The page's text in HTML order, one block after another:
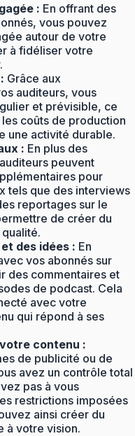
: En offrant des
vous pouvez
autour de votre
à fidéliser votre
Grâce aux
auditeurs, vous
et prévisible, ce
coûts de production
une activité durable.
: En plus des
peuvent
pour
tels que des interviews
reportages sur le
de créer du
des idées : En
vos abonnés sur
des commentaires et
de podcast. Cela
avec votre
qui répond à ses
contenu :
de publicité ou de
avez un contrôle total
pas à vous
restrictions imposées
ainsi créer du
à votre vision.